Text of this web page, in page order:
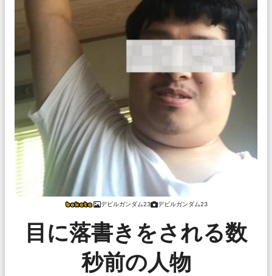
デビルガンダム23 デビルガンダム23
目に落書きをされる数
秒前の人物